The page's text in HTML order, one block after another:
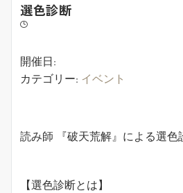
選色診断
開催日:
カテゴリー: イベント
読み師 『破天荒解』による選色
【選色診断とは】